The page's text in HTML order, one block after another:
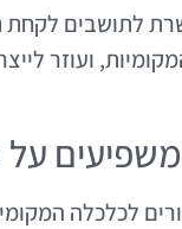
לתושבים לקחת
ועוזר לייצר
לכלכלה